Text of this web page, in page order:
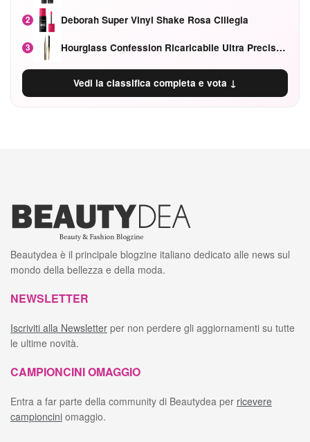
2 Deborah Super Vinyl Shake Rosa Ciliegia
3 Hourglass Confession Ricaricabile Ultra Preciso Ad Alta Intensità Secretly Classic Red
Vedi la classifica completa e vota ↓
Beautydea è il principale blogzine italiano dedicato alle news sul
mondo della bellezza e della moda.
NEWSLETTER
Iscriviti alla Newsletter per non perdere gli aggiornamenti su tutte
le ultime novità.
CAMPIONCINI OMAGGIO
Entra a far parte della community di Beautydea per ricevere
campioncini omaggio.